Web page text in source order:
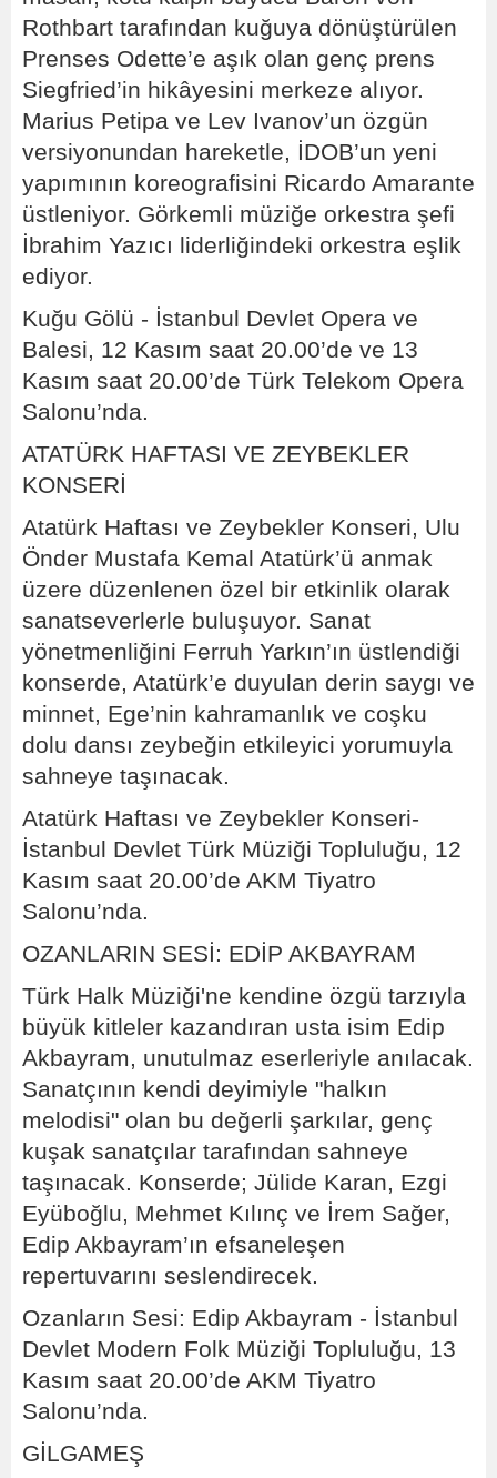
Rothbart tarafından kuğuya dönüştürülen
Prenses Odette’e aşık olan genç prens
Siegfried’in hikâyesini merkeze alıyor.
Marius Petipa ve Lev Ivanov’un özgün
versiyonundan hareketle, İDOB’un yeni
yapımının koreografisini Ricardo Amarante
üstleniyor. Görkemli müziğe orkestra şefi
İbrahim Yazıcı liderliğindeki orkestra eşlik
ediyor.
Kuğu Gölü - İstanbul Devlet Opera ve
Balesi, 12 Kasım saat 20.00’de ve 13
Kasım saat 20.00’de Türk Telekom Opera
Salonu’nda.
ATATÜRK HAFTASI VE ZEYBEKLER
KONSERİ
Atatürk Haftası ve Zeybekler Konseri, Ulu
Önder Mustafa Kemal Atatürk’ü anmak
üzere düzenlenen özel bir etkinlik olarak
sanatseverlerle buluşuyor. Sanat
yönetmenliğini Ferruh Yarkın’ın üstlendiği
konserde, Atatürk’e duyulan derin saygı ve
minnet, Ege’nin kahramanlık ve coşku
dolu dansı zeybeğin etkileyici yorumuyla
sahneye taşınacak.
Atatürk Haftası ve Zeybekler Konseri-
İstanbul Devlet Türk Müziği Topluluğu, 12
Kasım saat 20.00’de AKM Tiyatro
Salonu’nda.
OZANLARIN SESİ: EDİP AKBAYRAM
Türk Halk Müziği'ne kendine özgü tarzıyla
büyük kitleler kazandıran usta isim Edip
Akbayram, unutulmaz eserleriyle anılacak.
Sanatçının kendi deyimiyle "halkın
melodisi" olan bu değerli şarkılar, genç
kuşak sanatçılar tarafından sahneye
taşınacak. Konserde; Jülide Karan, Ezgi
Eyüboğlu, Mehmet Kılınç ve İrem Sağer,
Edip Akbayram’ın efsaneleşen
repertuvarını seslendirecek.
Ozanların Sesi: Edip Akbayram - İstanbul
Devlet Modern Folk Müziği Topluluğu, 13
Kasım saat 20.00’de AKM Tiyatro
Salonu’nda.
GİLGAMEŞ